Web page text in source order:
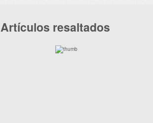
Artículos resaltados